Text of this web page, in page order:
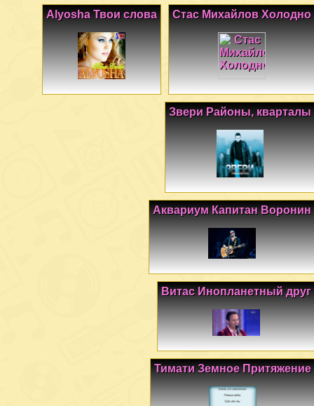
Стас Михайлов Холодно
Alyosha Твои слова
Звери Районы, кварталы
Аквариум Капитан Воронин
Витас Инопланетный друг
Тимати Земное Притяжение